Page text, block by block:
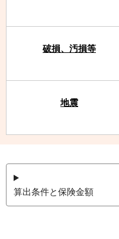
破損、汚損等
地震
算出条件と保険金額